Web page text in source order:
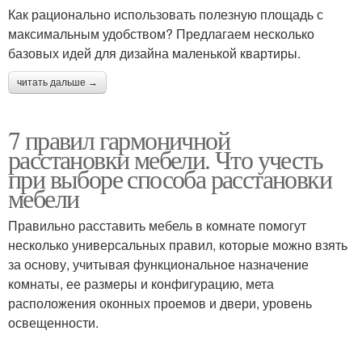
Как рационально использовать полезную площадь с
максимальным удобством? Предлагаем несколько
базовых идей для дизайна маленькой квартиры.
читать дальше →
7 правил гармоничной
расстановки мебели. Что учесть
при выборе способа расстановки
мебели
Правильно расставить мебель в комнате помогут
несколько универсальных правил, которые можно взять
за основу, учитывая функциональное назначение
комнаты, ее размеры и конфигурацию, мета
расположения оконных проемов и двери, уровень
освещенности.